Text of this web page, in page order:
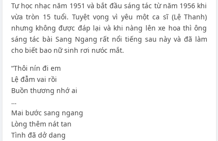
Tự học nhạc năm 1951 và bắt đầu sáng tác từ năm 1956 khi
vừa tròn 15 tuổi. Tuyệt vọng vì yêu một ca sĩ (Lệ Thanh)
nhưng không được đáp lại và khi nàng lên xe hoa thì ông
sáng tác bài Sang Ngang rất nổi tiếng sau này và đã làm
cho biết bao nữ sinh rơi nưóc mắt.
“Thôi nín đi em
Lệ đẫm vai rồi
Buồn thương nhớ ai
…
Mai bước sang ngang
Lòng thêm nát tan
Tình đã dở dang